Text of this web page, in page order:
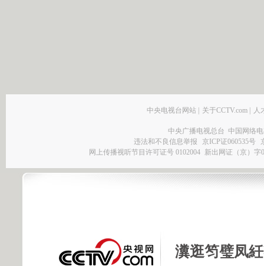
中央电视台网站 | 关于CCTV.com | 人
中央广播电视总台 中国网络
违法和不良信息举报
京ICP证060535号
网上传播视听节目许可证号 0102004 新出网证（京）
瀵逛笉璧凤